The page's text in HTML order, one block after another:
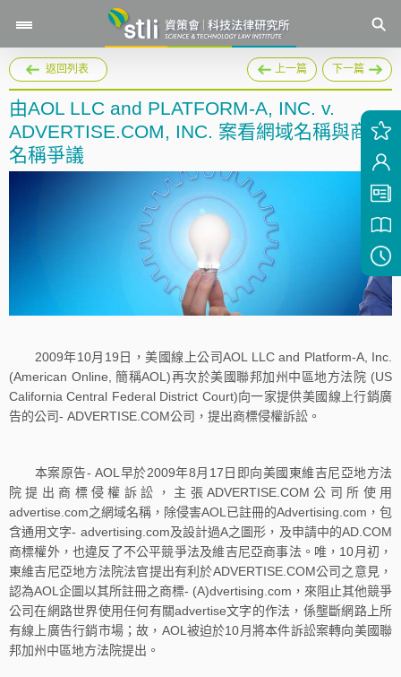
返回列表 上一篇 下一篇
由AOL LLC and PLATFORM-A, INC. v.
ADVERTISE.COM, INC. 案看網域名稱與商標
名稱爭議
2009年10月19日，美國線上公司AOL LLC and Platform-A, Inc.
(American Online, 簡稱AOL)再次於美國聯邦加州中區地方法院 (US
California Central Federal District Court)向一家提供美國線上行銷廣
告的公司- ADVERTISE.COM公司，提出商標侵權訴訟。
本案原告- AOL早於2009年8月17日即向美國東維吉尼亞地方法
院提出商標侵權訴訟，主張ADVERTISE.COM公司所使用
advertise.com之網域名稱，除侵害AOL已註冊的Advertising.com，包
含通用文字- advertising.com及設計過A之圖形，及申請中的AD.COM
商標權外，也違反了不公平競爭法及維吉尼亞商事法。唯，10月初，
東維吉尼亞地方法院法官提出有利於ADVERTISE.COM公司之意見，
認為AOL企圖以其所註冊之商標- (A)dvertising.com，來阻止其他競爭
公司在網路世界使用任何有關advertise文字的作法，係壟斷網路上所
有線上廣告行銷市場；故，AOL被迫於10月將本件訴訟案轉向美國聯
邦加州中區地方法院提出。